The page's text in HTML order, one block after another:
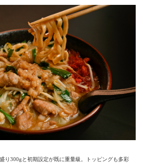
り300gと初期設定が既に重量級。トッピングも多彩